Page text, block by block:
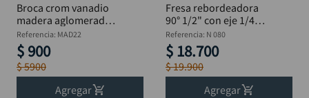
Broca crom vanadio
madera aglomerada
DISCOVER 7/8"
Referencia: MAD22
$ 900
$5900
Agregar
Fresa rebordeadora
90° 1/2" con eje 1/4"
DISCOVER
Referencia: N 080
$ 18.700
$19.900
Agregar